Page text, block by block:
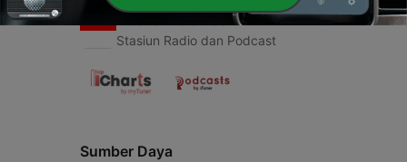
Radio Indonesia
Stasiun Radio dan Podcast
Sumber Daya